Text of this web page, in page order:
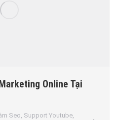
Online Tại
Seo, Support Youtube,